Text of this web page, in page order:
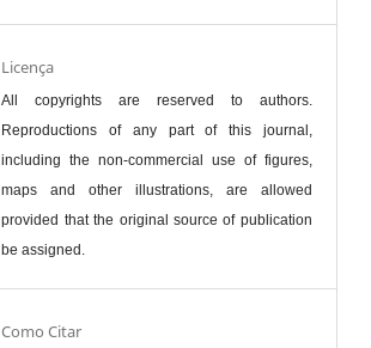
Licença
All copyrights are reserved to authors.
Reproductions of any part of this journal,
including the non-commercial use of figures,
maps and other illustrations, are allowed
provided that the original source of publication
be assigned.
Como Citar